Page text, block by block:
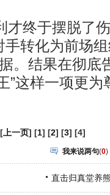
终于摆脱了伤
转化为前场
。结果在彻底
”这样一项更为
[ 上一页] [1] [2] [3] [4]
我来说两句(0)
直击归真堂养